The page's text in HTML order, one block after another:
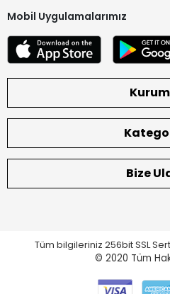
Mobil Uygulamalarımız
Bize
Tüm bilgileriniz 256bit SSL
© 2020 Tüm